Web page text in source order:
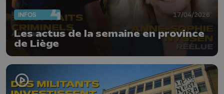
INFOS 17/04/2026
Les actus de la semaine en province
de Liège